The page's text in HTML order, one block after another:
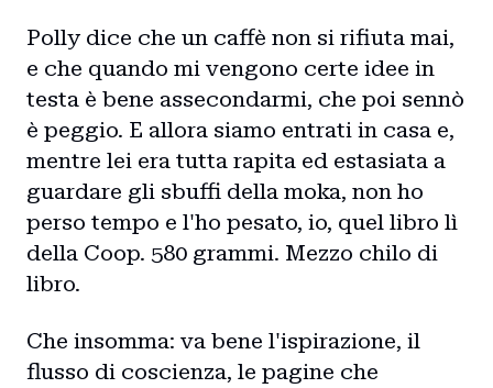
Polly dice che un caffè non si rifiuta mai,
e che quando mi vengono certe idee in
testa è bene assecondarmi, che poi sennò
è peggio. E allora siamo entrati in casa e,
mentre lei era tutta rapita ed estasiata a
guardare gli sbuffi della moka, non ho
perso tempo e l'ho pesato, io, quel libro lì
della Coop. 580 grammi. Mezzo chilo di
libro.
Che insomma: va bene l'ispirazione, il
flusso di coscienza, le pagine che